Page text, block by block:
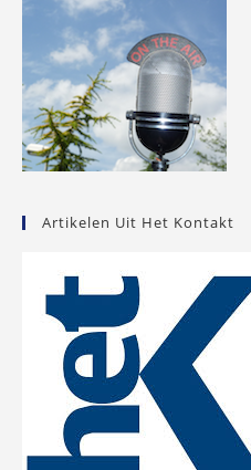
Artikelen Uit Het Kontakt